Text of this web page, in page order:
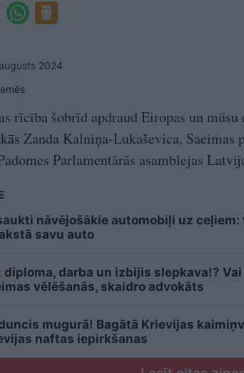
2024
rīcība šobrīd apdraud Eiropas un
Zanda Kalniņa-Lukaševica, Saeimas
Parlamentārās asamblejas
nāvējošākie automobiļi uz
savu auto
diploma, darba un izbijis slepkava!?
vēlēšanās, skaidro advokāts
mugurā! Bagātā Krievijas
naftas iepirkšanas